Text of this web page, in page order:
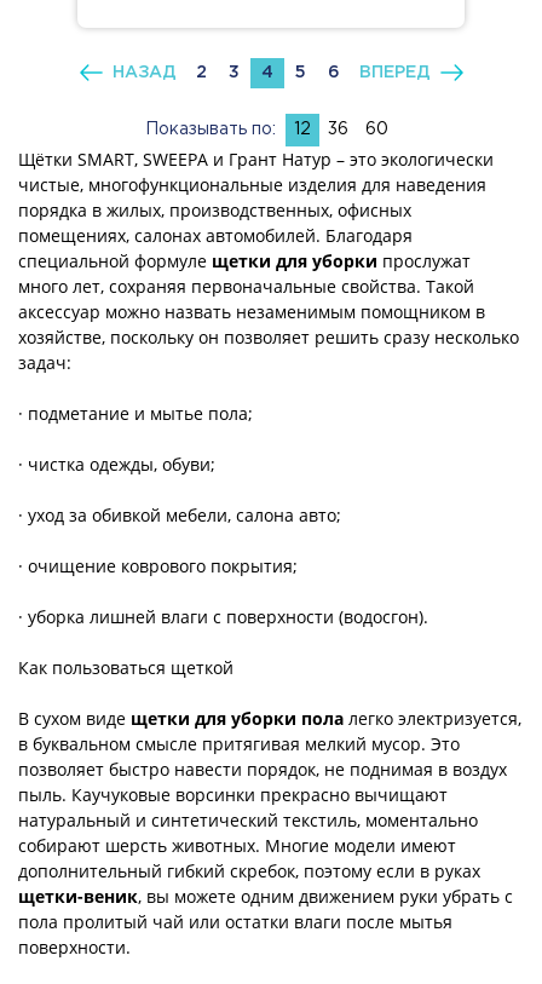
НАЗАД 2 3 4 5 6 ВПЕРЕД
Показывать по: 12 36 60
Щётки SMART, SWEEPA и Грант Натур – это экологически
чистые, многофункциональные изделия для наведения
порядка в жилых, производственных, офисных
помещениях, салонах автомобилей. Благодаря
специальной формуле щетки для уборки прослужат
много лет, сохраняя первоначальные свойства. Такой
аксессуар можно назвать незаменимым помощником в
хозяйстве, поскольку он позволяет решить сразу несколько
задач:
· подметание и мытье пола;
· чистка одежды, обуви;
· уход за обивкой мебели, салона авто;
· очищение коврового покрытия;
· уборка лишней влаги с поверхности (водосгон).
Как пользоваться щеткой
В сухом виде щетки для уборки пола легко электризуется,
в буквальном смысле притягивая мелкий мусор. Это
позволяет быстро навести порядок, не поднимая в воздух
пыль. Каучуковые ворсинки прекрасно вычищают
натуральный и синтетический текстиль, моментально
собирают шерсть животных. Многие модели имеют
дополнительный гибкий скребок, поэтому если в руках
щетки-веник, вы можете одним движением руки убрать с
пола пролитый чай или остатки влаги после мытья
поверхности.